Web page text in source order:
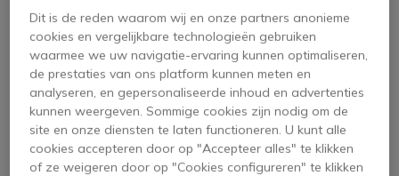
Dit is de reden waarom wij en onze partners anonieme
cookies en vergelijkbare technologieën gebruiken
waarmee we uw navigatie-ervaring kunnen optimaliseren,
de prestaties van ons platform kunnen meten en
analyseren, en gepersonaliseerde inhoud en advertenties
kunnen weergeven. Sommige cookies zijn nodig om de
site en onze diensten te laten functioneren. U kunt alle
cookies accepteren door op "Accepteer alles" te klikken
of ze weigeren door op "Cookies configureren" te klikken